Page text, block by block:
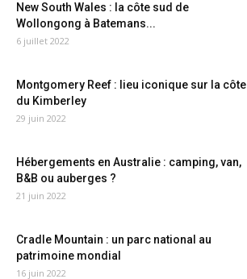
New South Wales : la côte sud de
Wollongong à Batemans...
6 juillet 2022
Montgomery Reef : lieu iconique sur la côte
du Kimberley
29 juin 2022
Hébergements en Australie : camping, van,
B&B ou auberges ?
21 juin 2022
Cradle Mountain : un parc national au
patrimoine mondial
16 juin 2022